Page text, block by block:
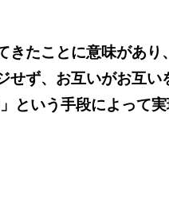
きたことに意味があり
せず、お互いがお互い
という手段によって実